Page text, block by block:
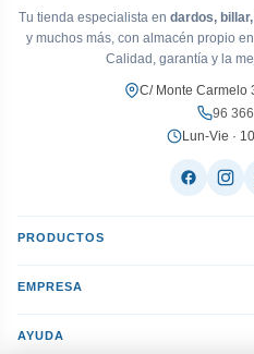
Tu tienda especialista en dardos,
y muchos más, con almacén propio
Calidad, garantía y la
C/ Monte Carmelo
96
Lun-Vie ·
PRODUCTOS
EMPRESA
AYUDA